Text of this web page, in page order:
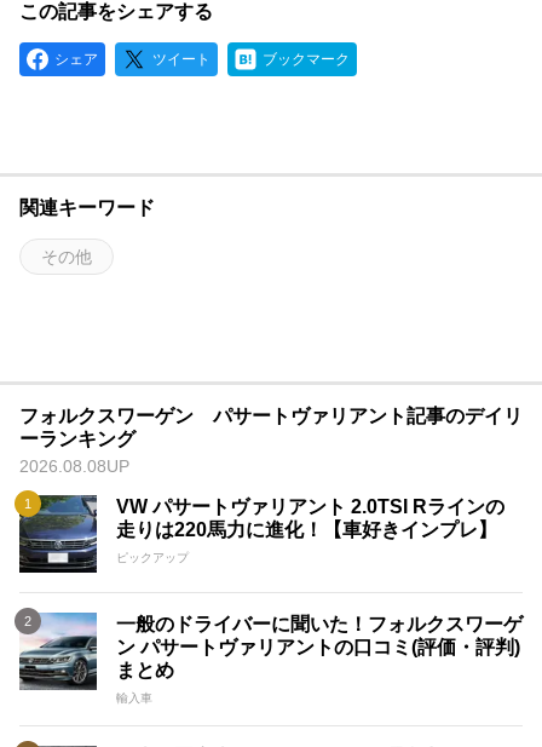
この記事をシェアする
シェア ツイート ブックマーク
関連キーワード
その他
フォルクスワーゲン パサートヴァリアント記事のデイリ
ーランキング
2026.08.08UP
VW パサートヴァリアント 2.0TSI Rラインの
走りは220馬力に進化！【車好きインプレ】
ピックアップ
一般のドライバーに聞いた！フォルクスワーゲ
ン パサートヴァリアントの口コミ(評価・評判)
まとめ
輸入車